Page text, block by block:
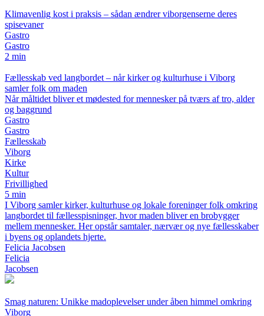
Klimavenlig kost i praksis – sådan ændrer viborgenserne deres
spisevaner
Gastro
Gastro
2 min
Fællesskab ved langbordet – når kirker og kulturhuse i Viborg
samler folk om maden
Når måltidet bliver et mødested for mennesker på tværs af tro, alder
og baggrund
Gastro
Gastro
Fællesskab
Viborg
Kirke
Kultur
Frivillighed
5 min
I Viborg samler kirker, kulturhuse og lokale foreninger folk omkring
langbordet til fællesspisninger, hvor maden bliver en brobygger
mellem mennesker. Her opstår samtaler, nærvær og nye fællesskaber
i byens og oplandets hjerte.
Felicia Jacobsen
Felicia
Jacobsen
Smag naturen: Unikke madoplevelser under åben himmel omkring
Viborg